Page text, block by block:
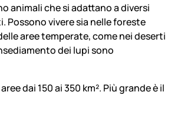
animali che si adattano a diversi
Possono vivere sia nelle foreste
aree temperate, come nei deserti
dei lupi sono
dai 150 ai 350 km². Più grande è il